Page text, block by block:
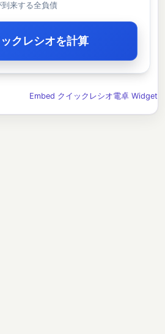
来する全負債
クレシオを計算
Embed クイックレシオ電卓 Widget